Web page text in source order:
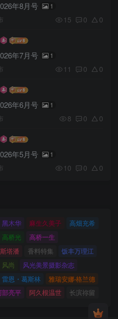
年8月号 1
15 0 0
年7月号 1
11 0 0
年6月号 1
8 0 0
年5月号 1
10 0 0
黑木华 麻生久美子
高畑充希
高桥光
高桥一生
塔潘
香料特集
饭丰万理江
风尚
风光美景摄影杂志
雷恩・葛斯林
雅瑞安娜‧格兰德
部亮平 阿久根温世 长滨祢留